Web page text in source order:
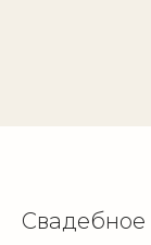
Свадебное